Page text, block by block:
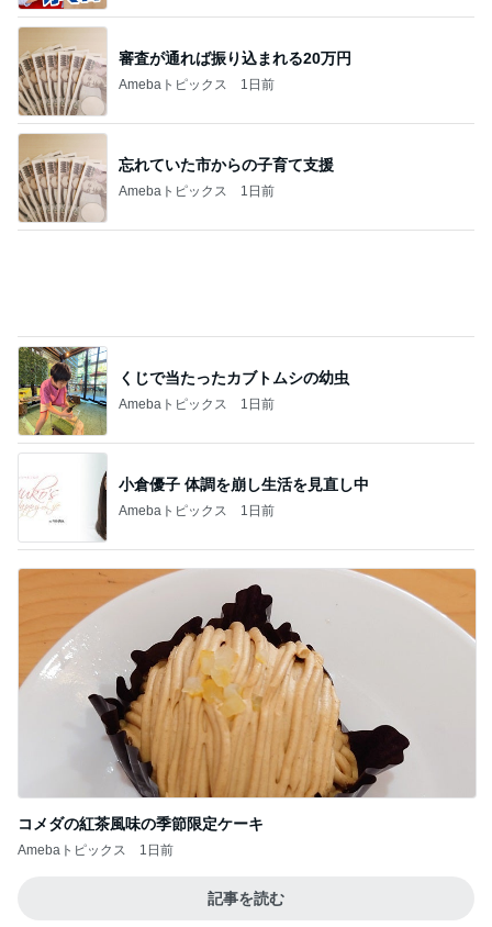
審査が通れば振り込まれる20万円
Amebaトピックス 1日前
忘れていた市からの子育て支援
Amebaトピックス 1日前
小倉優子 体調を崩し生活を見直し中
Amebaトピックス 1日前
コメダの紅茶風味の季節限定ケーキ
Amebaトピックス 1日前
記事を読む
Amebaトピックス 1日前